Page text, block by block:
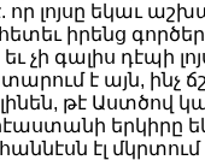
լոյսը եկաւ
իրենց
չի գալիս դէպի
է այն, ինչ
թէ Աստծով
երկիրը
էլ մկրտում